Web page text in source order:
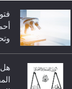
هل